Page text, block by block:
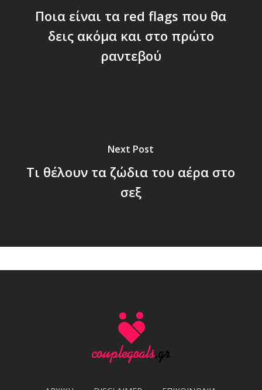
Ποια είναι τα red flags που θα
δεις ακόμα και στο πρώτο
ραντεβού
Next Post
Τι θέλουν τα ζώδια του αέρα στο
σεξ